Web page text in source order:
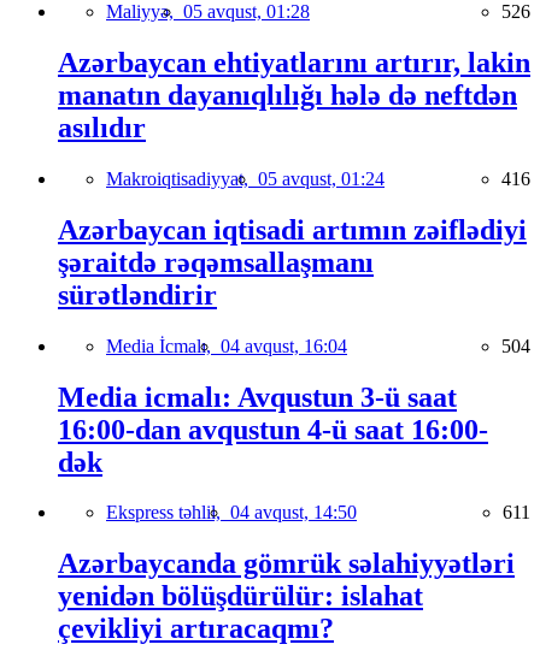
Maliyyə, 05 avqust, 01:28 526
Azərbaycan ehtiyatlarını artırır, lakin
manatın dayanıqlılığı hələ də neftdən
asılıdır
Makroiqtisadiyyat, 05 avqust, 01:24 416
Azərbaycan iqtisadi artımın zəiflədiyi
şəraitdə rəqəmsallaşmanı
sürətləndirir
Media İcmalı, 04 avqust, 16:04 504
Media icmalı: Avqustun 3-ü saat
16:00-dan avqustun 4-ü saat 16:00-
dək
Ekspress təhlil, 04 avqust, 14:50 611
Azərbaycanda gömrük səlahiyyətləri
yenidən bölüşdürülür: islahat
çevikliyi artıracaqmı?